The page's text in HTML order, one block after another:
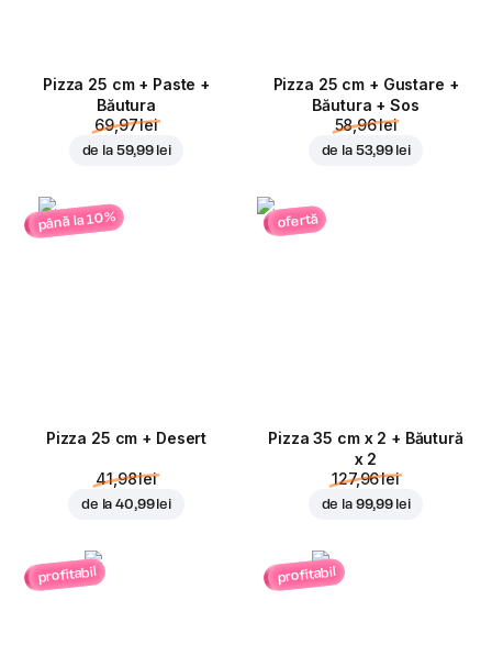
Pizza 25 cm + Paste +
Băutura
69,97 lei
de la 59,99 lei
Pizza 25 cm + Gustare +
Băutura + Sos
58,96 lei
de la 53,99 lei
până la 10%
Pizza 25 cm + Desert
41,98 lei
de la40,99 lei
ofertă
Pizza 35 cm x 2 + Băutură
x 2
127,96 lei
de la 99,99 lei
profitabil profitabil